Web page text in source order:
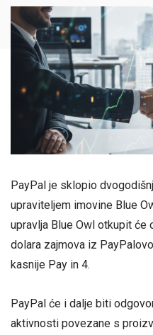
PayPal je sklopio
upraviteljem imovine Blue
upravlja Blue Owl otkupit
dolara zajmova iz
kasnije Pay in 4.
PayPal će i dalje biti
aktivnosti povezane s